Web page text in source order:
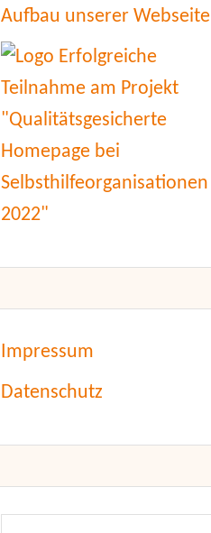
Aufbau unserer Webseite
Impressum
Datenschutz